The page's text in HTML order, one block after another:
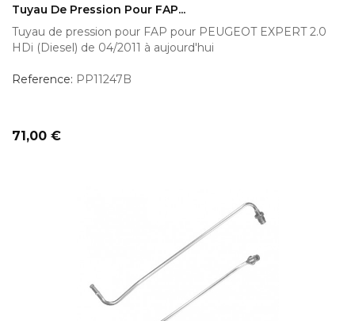
Tuyau De Pression Pour FAP...
Tuyau de pression pour FAP pour PEUGEOT EXPERT 2.0
HDi (Diesel) de 04/2011 à aujourd'hui
Reference: PP11247B
Prix
71,00 €